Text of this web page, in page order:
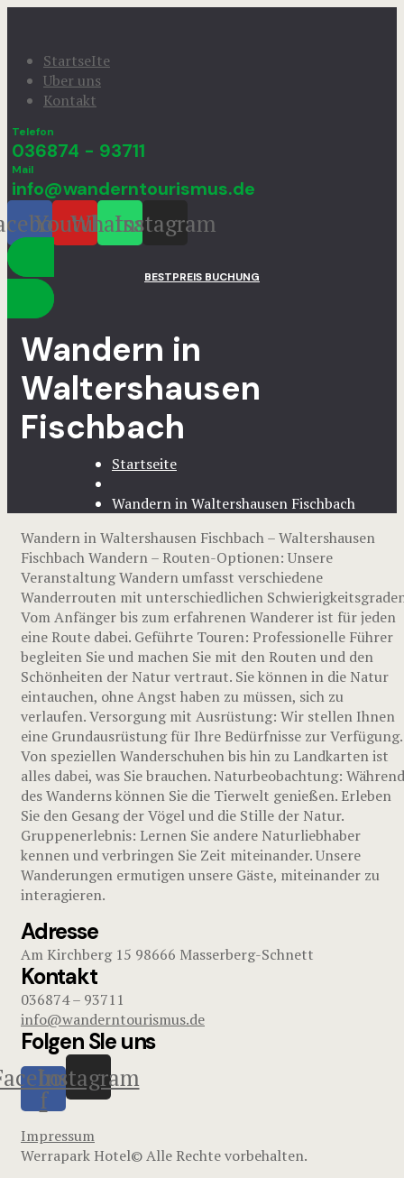
StartseIte
Uber uns
Kontakt
Telefon
036874 - 93711
Mail
info@wanderntourismus.de
Youtube
Whatsapp
Instagram
BESTPREIS BUCHUNG
Wandern in
Waltershausen
Fischbach
Startseite
Wandern in Waltershausen Fischbach
Wandern in Waltershausen Fischbach – Waltershausen
Fischbach Wandern – Routen-Optionen: Unsere
Veranstaltung Wandern umfasst verschiedene
Wanderrouten mit unterschiedlichen
Vom Anfänger bis zum erfahrenen Wanderer ist für jeden
eine Route dabei. Geführte Touren: Professionelle Führer
begleiten Sie und machen Sie mit den Routen und den
Schönheiten der Natur vertraut. Sie können in die Natur
eintauchen, ohne Angst haben zu müssen, sich zu
verlaufen. Versorgung mit Ausrüstung: Wir stellen Ihnen
eine Grundausrüstung für Ihre Bedürfnisse zur Verfügung.
Von speziellen Wanderschuhen bis hin zu Landkarten ist
alles dabei, was Sie brauchen. Naturbeobachtung: Während
des Wanderns können Sie die Tierwelt genießen. Erleben
Sie den Gesang der Vögel und die Stille der Natur.
Gruppenerlebnis: Lernen Sie andere Naturliebhaber
kennen und verbringen Sie Zeit miteinander. Unsere
Wanderungen ermutigen unsere Gäste, miteinander zu
interagieren.
Adresse
Am Kirchberg 15 98666 Masserberg-Schnett
Kontakt
036874 – 93711
info@wanderntourismus.de
Folgen SIe uns
f
Instagram
Impressum
Werrapark Hotel© Alle Rechte vorbehalten.